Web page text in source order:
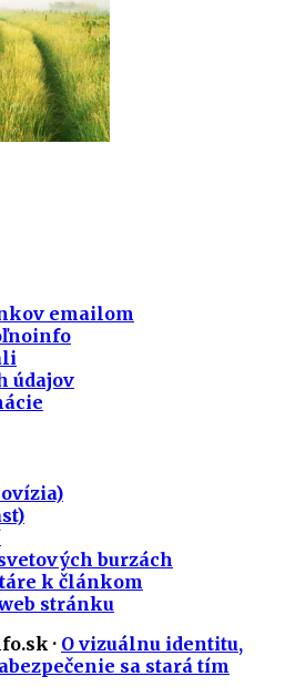
emailom
údajov
burzách
k článkom
stránku
· O vizuálnu identitu,
sa stará tím